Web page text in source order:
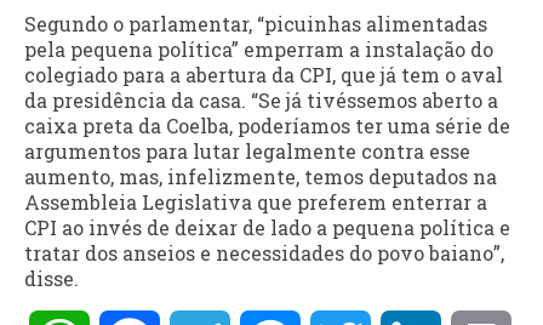
Segundo o parlamentar, “picuinhas alimentadas
pela pequena política” emperram a instalação do
colegiado para a abertura da CPI, que já tem o aval
da presidência da casa. “Se já tivéssemos aberto a
caixa preta da Coelba, poderíamos ter uma série de
argumentos para lutar legalmente contra esse
aumento, mas, infelizmente, temos deputados na
Assembleia Legislativa que preferem enterrar a
CPI ao invés de deixar de lado a pequena política e
tratar dos anseios e necessidades do povo baiano”,
disse.